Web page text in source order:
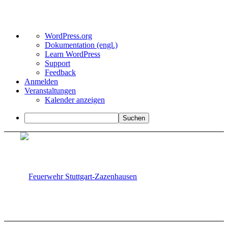
Über
WordPress
WordPress.org
Dokumentation (engl.)
Learn WordPress
Support
Feedback
Anmelden
Veranstaltungen
Kalender anzeigen
Suchen